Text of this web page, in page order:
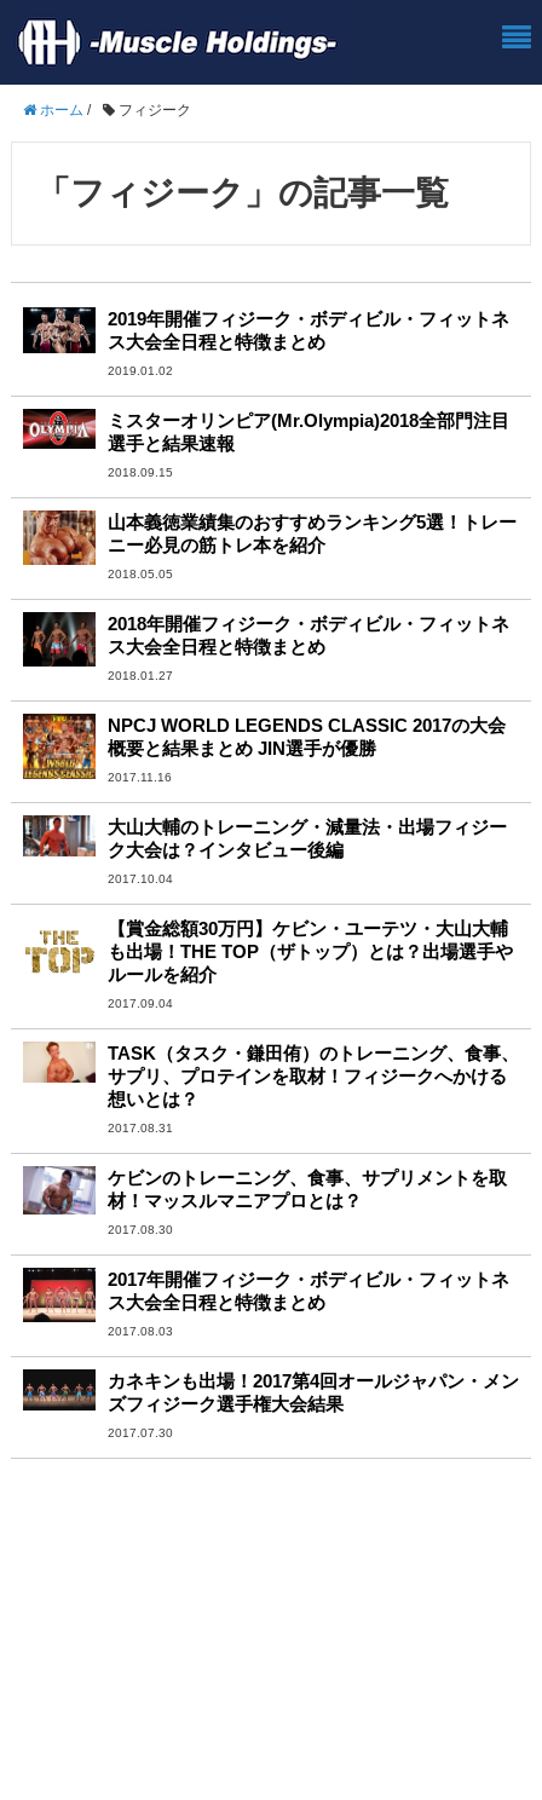
ホーム / フィジーク
「フィジーク」の記事一覧
2019年開催フィジーク・ボディビル・フィットネ
ス大会全日程と特徴まとめ
2019.01.02
ミスターオリンピア(Mr.Olympia)2018全部門注目
選手と結果速報
2018.09.15
山本義徳業績集のおすすめランキング5選！トレー
ニー必見の筋トレ本を紹介
2018.05.05
2018年開催フィジーク・ボディビル・フィットネ
ス大会全日程と特徴まとめ
2018.01.27
NPCJ WORLD LEGENDS CLASSIC 2017の大会
概要と結果まとめ JIN選手が優勝
2017.11.16
大山大輔のトレーニング・減量法・出場フィジー
ク大会は？インタビュー後編
2017.10.04
【賞金総額30万円】ケビン・ユーテツ・大山大輔
も出場！THE TOP（ザトップ）とは？出場選手や
ルールを紹介
2017.09.04
TASK（タスク・鎌田侑）のトレーニング、食事、
サプリ、プロテインを取材！フィジークへかける
想いとは？
2017.08.31
ケビンのトレーニング、食事、サプリメントを取
材！マッスルマニアプロとは？
2017.08.30
2017年開催フィジーク・ボディビル・フィットネ
ス大会全日程と特徴まとめ
2017.08.03
カネキンも出場！2017第4回オールジャパン・メン
ズフィジーク選手権大会結果
2017.07.30